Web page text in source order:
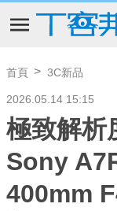
首頁 3C新品
2026.05.14 15:15
極致解析
Sony
400mm